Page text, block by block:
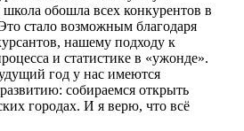
обошла всех конкурентов в
стало возможным благодаря
нашему подходу к
и статистике в «ужонде».
год у нас имеются
собираемся открыть
городах. И я верю, что всё